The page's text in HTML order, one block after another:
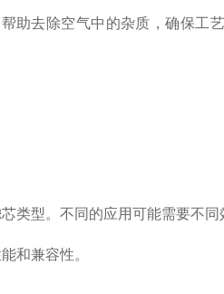
去除空气中的杂质，确保工
型。不同的应用可能需要不同
和兼容性。